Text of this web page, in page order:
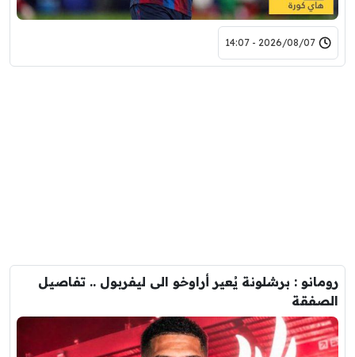
2026/08/07 - 14:07
رومانو : برشلونة يُعير أراوخو الى ليفربول .. تفاصيل
الصفقة